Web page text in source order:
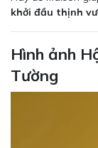
khởi đầu thịnh
Hình ảnh
Tường